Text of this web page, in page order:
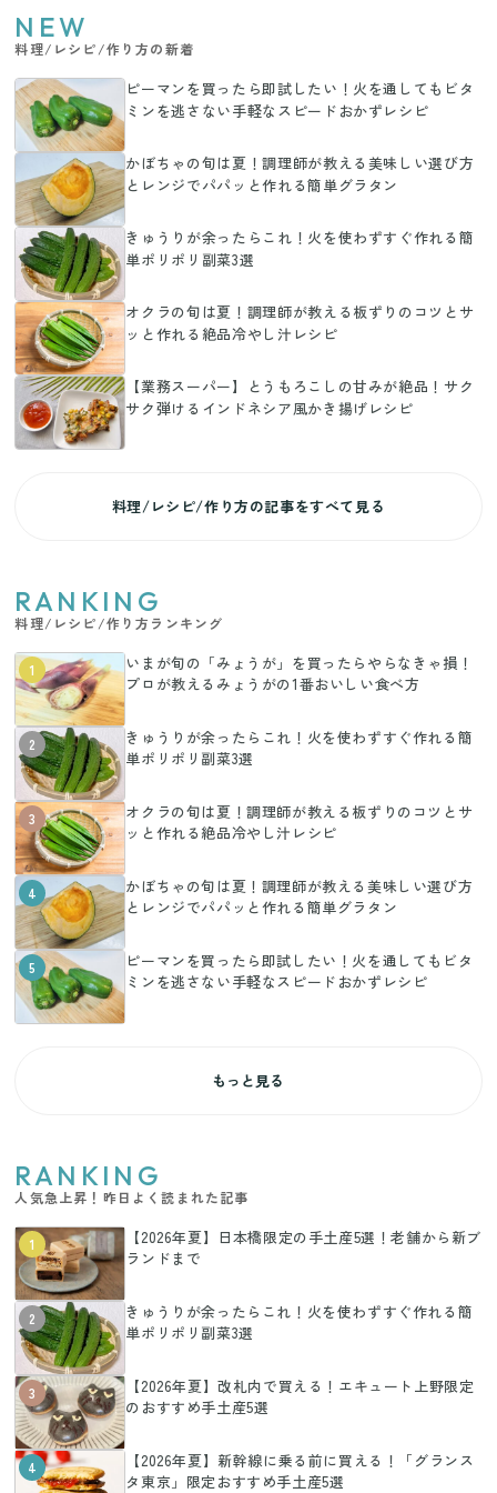
NEW
料理/レシピ/作り方の新着
ピーマンを買ったら即試したい！火を通してもビタ
ミンを逃さない手軽なスピードおかずレシピ
かぼちゃの旬は夏！調理師が教える美味しい選び方
とレンジでパパッと作れる簡単グラタン
きゅうりが余ったらこれ！火を使わずすぐ作れる簡
単ポリポリ副菜3選
オクラの旬は夏！調理師が教える板ずりのコツとサ
ッと作れる絶品冷やし汁レシピ
【業務スーパー】とうもろこしの甘みが絶品！サク
サク弾けるインドネシア風かき揚げレシピ
料理/レシピ/作り方の記事をすべて見る
RANKING
料理/レシピ/作り方ランキング
1
いまが旬の「みょうが」を買ったらやらなきゃ損！
プロが教えるみょうがの1番おいしい食べ方
2
きゅうりが余ったらこれ！火を使わずすぐ作れる簡
単ポリポリ副菜3選
3
オクラの旬は夏！調理師が教える板ずりのコツとサ
ッと作れる絶品冷やし汁レシピ
4
かぼちゃの旬は夏！調理師が教える美味しい選び方
とレンジでパパッと作れる簡単グラタン
5
ピーマンを買ったら即試したい！火を通してもビタ
ミンを逃さない手軽なスピードおかずレシピ
もっと見る
RANKING
人気急上昇！昨日よく読まれた記事
1
【2026年夏】日本橋限定の手土産5選！老舗から新ブ
ランドまで
2
きゅうりが余ったらこれ！火を使わずすぐ作れる簡
単ポリポリ副菜3選
3
【2026年夏】改札内で買える！エキュート上野限定
のおすすめ手土産5選
4
【2026年夏】新幹線に乗る前に買える！「グランス
タ東京」限定おすすめ手土産5選